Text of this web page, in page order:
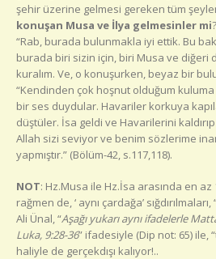
şehir üzerine gelmesi gereken tüm
konuşan Musa ve İlya gelmesinler mi
“Rab, burada bulunmakla iyi ettik. Bu
burada biri sizin için, biri Musa ve diğeri
kuralım. Ve, o konuşurken, beyaz bir
“Kendinden çok hoşnut olduğum
bir ses duydular. Havariler korkuya
düştüler. İsa geldi ve Havarilerini
Allah sizi seviyor ve benim sözlerime
yapmıştır.” (Bölüm-42, s.117,118).
NOT: Hz.Musa ile Hz.İsa arasında en az
rağmen de, ‘ aynı çardağa’ sığdırılmaları,
Ali Ünal, “Aşağı yukarı aynı ifadelerle
Luka, 9:28-36” ifadesiyle (Dip not: 65) ile,
haliyle de gerçekdışı kalıyor!..